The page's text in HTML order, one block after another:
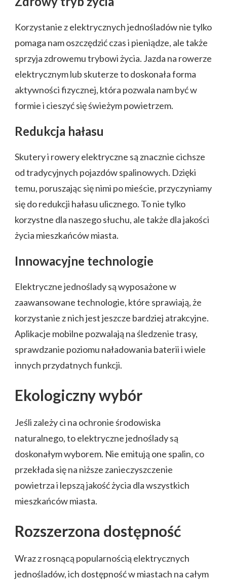
Korzystanie z elektrycznych jednośladów nie tylko
pomaga nam oszczędzić czas i pieniądze, ale także
sprzyja zdrowemu trybowi życia. Jazda na rowerze
elektrycznym lub skuterze to doskonała forma
aktywności fizycznej, która pozwala nam być w
formie i cieszyć się świeżym powietrzem.
Redukcja hałasu
Skutery i rowery elektryczne są znacznie cichsze
od tradycyjnych pojazdów spalinowych. Dzięki
temu, poruszając się nimi po mieście, przyczyniamy
się do redukcji hałasu ulicznego. To nie tylko
korzystne dla naszego słuchu, ale także dla jakości
życia mieszkańców miasta.
Innowacyjne technologie
Elektryczne jednoślady są wyposażone w
zaawansowane technologie, które sprawiają, że
korzystanie z nich jest jeszcze bardziej atrakcyjne.
Aplikacje mobilne pozwalają na śledzenie trasy,
sprawdzanie poziomu naładowania baterii i wiele
innych przydatnych funkcji.
Ekologiczny wybór
Jeśli zależy ci na ochronie środowiska
naturalnego, to elektryczne jednoślady są
doskonałym wyborem. Nie emitują one spalin, co
przekłada się na niższe zanieczyszczenie
powietrza i lepszą jakość życia dla wszystkich
mieszkańców miasta.
Rozszerzona dostępność
Wraz z rosnącą popularnością elektrycznych
jednośladów, ich dostępność w miastach na całym